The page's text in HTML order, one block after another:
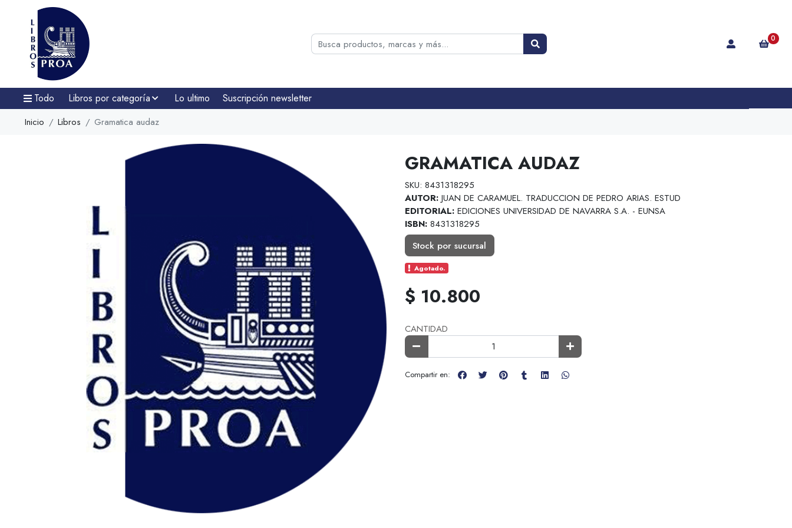
0
Todo Libros por categoría Lo ultimo Suscripción newsletter
Inicio Libros Gramatica audaz
GRAMATICA AUDAZ
SKU: 8431318295
AUTOR: JUAN DE CARAMUEL. TRADUCCION DE PEDRO ARIAS. ESTUD
EDITORIAL: EDICIONES UNIVERSIDAD DE NAVARRA S.A. - EUNSA
ISBN: 8431318295
Stock por sucursal
Agotado.
$ 10.800
CANTIDAD
Compartir en: